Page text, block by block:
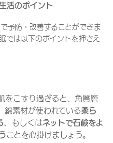
活のポイント
予防・改善することができま
では以下のポイントを押さえ
をこすり過ぎると、角質層
綿素材が使われている柔ら
、もしくはネットで石鹸をよ
ことを心掛けましょう。